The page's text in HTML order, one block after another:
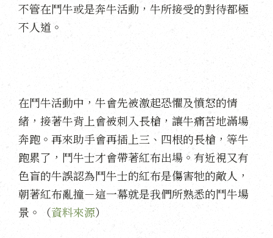
不管在鬥牛或是奔牛活動，牛所接受的對待都極
不人道。
在鬥牛活動中，牛會先被激起恐懼及憤怒的情
緒，接著牛背上會被刺入長槍，讓牛痛苦地滿場
奔跑。再來助手會再插上三、四根的長槍，等牛
跑累了，鬥牛士才會帶著紅布出場。有近視又有
色盲的牛誤認為鬥牛士的紅布是傷害牠的敵人，
朝著紅布亂撞－這一幕就是我們所熟悉的鬥牛場
景。（資料來源）